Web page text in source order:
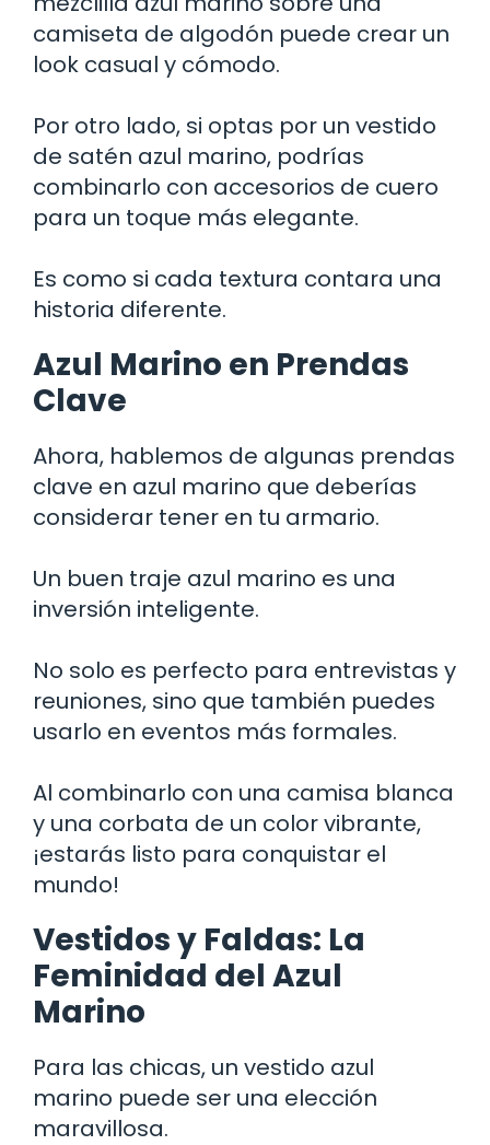
camiseta de algodón puede crear un
look casual y cómodo.
Por otro lado, si optas por un vestido
de satén azul marino, podrías
combinarlo con accesorios de cuero
para un toque más elegante.
Es como si cada textura contara una
historia diferente.
Azul Marino en Prendas
Clave
Ahora, hablemos de algunas prendas
clave en azul marino que deberías
considerar tener en tu armario.
Un buen traje azul marino es una
inversión inteligente.
No solo es perfecto para entrevistas y
reuniones, sino que también puedes
usarlo en eventos más formales.
Al combinarlo con una camisa blanca
y una corbata de un color vibrante,
¡estarás listo para conquistar el
mundo!
Vestidos y Faldas: La
Feminidad del Azul
Marino
Para las chicas, un vestido azul
marino puede ser una elección
maravillosa.